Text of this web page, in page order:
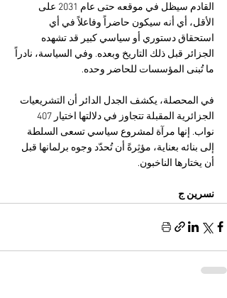
القادم سيظل في موقعه حتى عام 2031 على
الأقل، أي أنه سيكون حاضراً وفاعلاً في أي
استحقاق دستوري أو سياسي كبير قد تشهده
الجزائر قبل ذلك التاريخ وبعده. وفي السياسة، نادراً
ما تُبنى المؤسسات للحاضر وحده.
في المحصلة، يكشف الجدل الدائر أن التشريعيات
نواب. إنها مرآة لمشروع سياسي تسعى السلطة
إلى بنائه بعناية، مؤثِرةً أن تُحدّد وجوه برلمانها قبل
أن يختارها الناخبون.
نسرين ج